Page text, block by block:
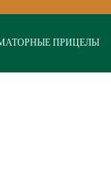
ПРИЦЕЛЫ